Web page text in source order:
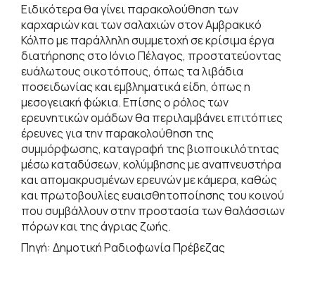
Ειδικότερα θα γίνει παρακολούθηση των
καρχαριών και των σαλαχιών στον Αμβρακικό
Κόλπο με παράλληλη συμμετοχή σε κρίσιμα έργα
διατήρησης στο Ιόνιο Πέλαγος, προστατεύοντας
ευάλωτους οικοτόπους, όπως τα λιβάδια
ποσειδωνίας και εμβληματικά είδη, όπως η
μεσογειακή φώκια. Επίσης ο ρόλος των
ερευνητικών ομάδων θα περιλαμβάνει επιτόπιες
έρευνες για την παρακολούθηση της
συμμόρφωσης, καταγραφή της βιοποικιλότητας
μέσω καταδύσεων, κολύμβησης με αναπνευστήρα
και απομακρυσμένων ερευνών με κάμερα, καθώς
και πρωτοβουλίες ευαισθητοποίησης του κοινού
που συμβάλλουν στην προστασία των θαλάσσιων
πόρων και της άγριας ζωής.
Πηγή: Δημοτική Ραδιοφωνία Πρέβεζας